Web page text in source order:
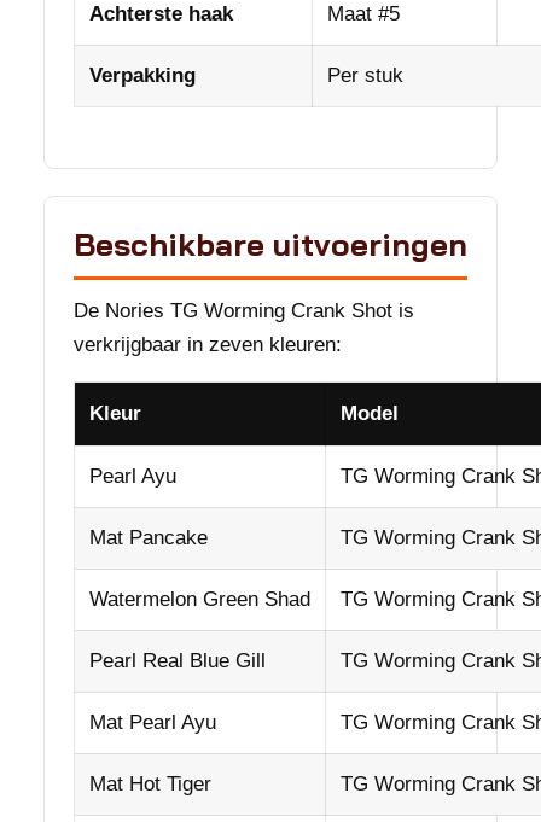
Achterste haak Maat #5
Verpakking Per stuk
Beschikbare uitvoeringen
De Nories TG Worming Crank Shot is
verkrijgbaar in zeven kleuren:
Kleur Model
Pearl Ayu TG Worming Crank
Mat Pancake TG Worming Crank
Watermelon Green Shad TG Worming Crank
Pearl Real Blue Gill TG Worming Crank
Mat Pearl Ayu TG Worming Crank
Mat Hot Tiger TG Worming Crank